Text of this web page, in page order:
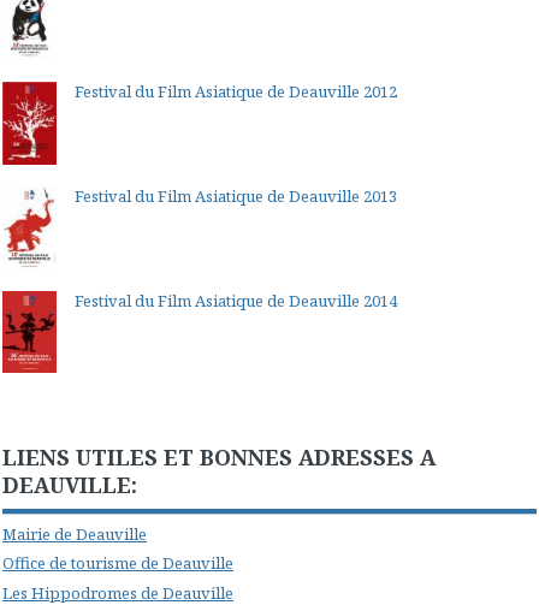
Festival du Film Asiatique de Deauville 2012
Festival du Film Asiatique de Deauville 2013
Festival du Film Asiatique de Deauville 2014
LIENS UTILES ET BONNES ADRESSES A
DEAUVILLE:
Mairie de Deauville
Office de tourisme de Deauville
Les Hippodromes de Deauville